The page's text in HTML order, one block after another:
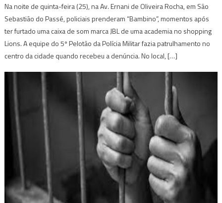
Na noite de quinta-feira (25), na Av. Ernani de Oliveira Rocha, em São
Sebastião do Passé, policiais prenderam “Bambino”, momentos após
ter furtado uma caixa de som marca JBL de uma academia no shopping
Lions. A equipe do 5º Pelotão da Polícia Militar fazia patrulhamento no
centro da cidade quando recebeu a denúncia. No local, […]